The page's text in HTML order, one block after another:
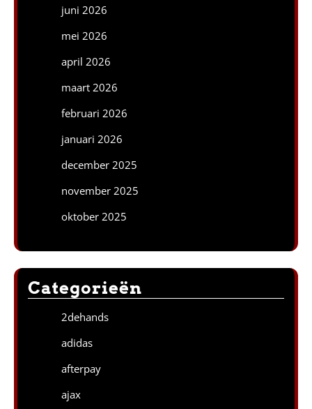
juni 2026
mei 2026
april 2026
maart 2026
februari 2026
januari 2026
december 2025
november 2025
oktober 2025
Categorieën
2dehands
adidas
afterpay
ajax